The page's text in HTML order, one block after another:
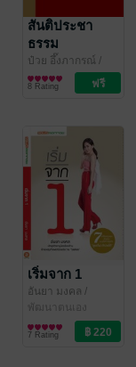
สันติประชา
ธรรม
ป๋วย อึ๊งภากรณ์ /
Meb's Pick
การเมือง/รัฐศาสตร์
8 Rating
เริ่มจาก 1
อันยา มงคล /
Stock2morrow
พัฒนาตนเอง
7 Rating